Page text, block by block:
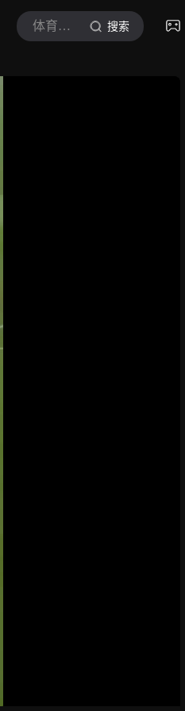
体育风景观察员 搜索